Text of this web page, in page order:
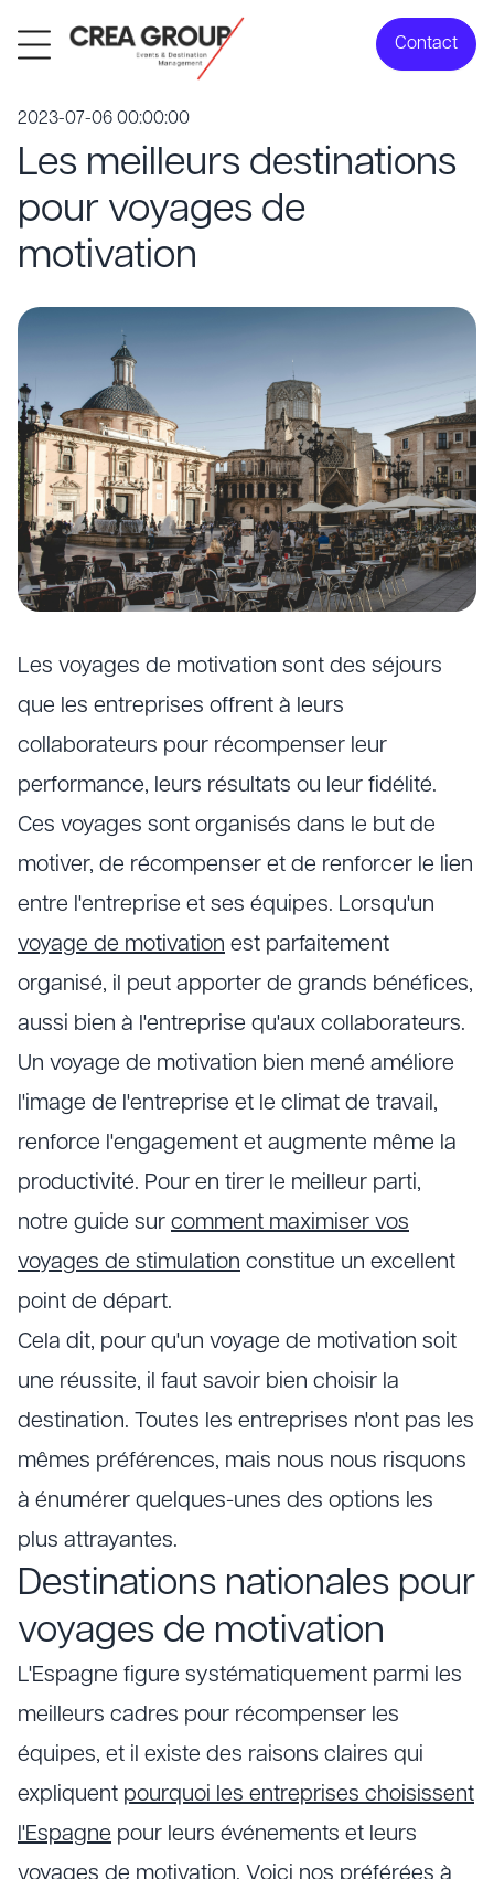
Contact
2023-07-06 00:00:00
Les meilleurs destinations
pour voyages de
motivation
Les voyages de motivation sont des séjours
que les entreprises offrent à leurs
collaborateurs pour récompenser leur
performance, leurs résultats ou leur fidélité.
Ces voyages sont organisés dans le but de
motiver, de récompenser et de renforcer le lien
entre l'entreprise et ses équipes. Lorsqu'un
voyage de motivation est parfaitement
organisé, il peut apporter de grands bénéfices,
aussi bien à l'entreprise qu'aux collaborateurs.
Un voyage de motivation bien mené améliore
l'image de l'entreprise et le climat de travail,
renforce l'engagement et augmente même la
productivité. Pour en tirer le meilleur parti,
notre guide sur comment maximiser vos
voyages de stimulation constitue un excellent
point de départ.
Cela dit, pour qu'un voyage de motivation soit
une réussite, il faut savoir bien choisir la
destination. Toutes les entreprises n'ont pas les
mêmes préférences, mais nous nous risquons
à énumérer quelques-unes des options les
plus attrayantes.
Destinations nationales pour
voyages de motivation
L'Espagne figure systématiquement parmi les
meilleurs cadres pour récompenser les
équipes, et il existe des raisons claires qui
expliquent pourquoi les entreprises choisissent
l'Espagne pour leurs événements et leurs
voyages de motivation. Voici nos préférées à